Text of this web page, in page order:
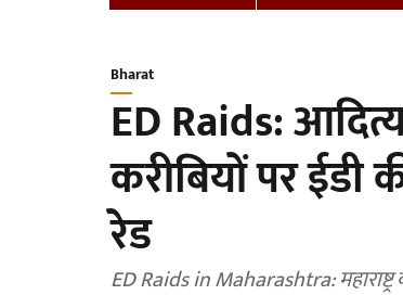
Bharat
ED Raids:
करीबियों पर ईडी
रेड
ED Raids in Maharashtra: